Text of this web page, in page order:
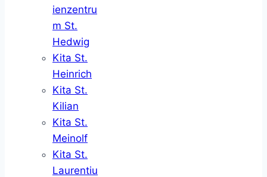
ienzentru
m St.
Hedwig
Kita St.
Heinrich
Kita St.
Kilian
Kita St.
Meinolf
Kita St.
Laurentiu